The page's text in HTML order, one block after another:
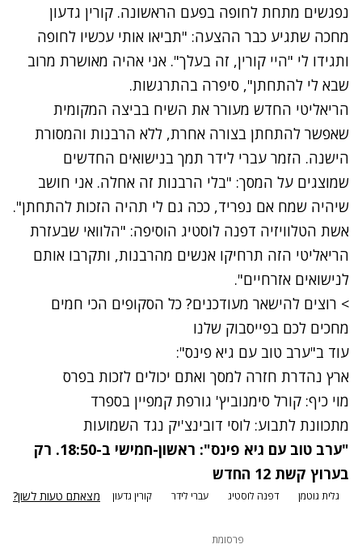
נפגשים מתחת לחופה בפעם הראשונה. קורין גדעון
מחכה שתגיע כבר ההצעה: "תביאו אותי עכשיו לחופה
ותגידו לי "היי קורין, זה בעלך". אני אהיה מאושרת מרוב
שבא לי להתחתן", סיפרה בהתרגשות.
הריאליטי החדש מעורר את השיח בביצה המקומית
שאפשר להתחתן בצורה אחרת, ללא הרבנות והמסורת
הישנה. הזמר עברי לידר תמך בנישואים החדשים
שמוצגים על המסך: "בלי הרבנות זה אחלה. אני חושב
שיהיה שמח אם נפריד, ככה גם לי תהיה הזכות להתחתן".
אשת הטלוויזיה דפנה לוסטיג הוסיפה: "הלוואי שבעזרת
הריאליטי הזה תרחיקו אנשים מהרבנות, ותקרבו אותם
לנישואים אזרחיים".
> רוצים להישאר מעודכנים? כל הסקופים הכי חמים
מחכים לכם בפייסבוק שלנו
עוד ב"ערב טוב עם גיא פינס":
ארץ נהדרת חזרה למסך ואתם יכולים לזכות בפרס
מוי כיף: קורל סימנוביץ' גורפת קמפיין בספרד
מתכוונת לתבוע: לוסי דובינצ'יק נגד השמועות
"ערב טוב עם גיא פינס": ראשון-חמישי ב-18:50. רק
בערוץ קשת 12 החדש
גלית גוטמן דפנה לוסטיג עברי לידר קורין גדעון מצאתם טעות לשון?
פרסומת